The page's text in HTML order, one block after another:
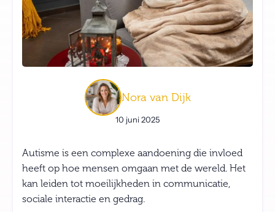
Nora van Dijk
10 juni 2025
Autisme is een complexe aandoening die invloed
heeft op hoe mensen omgaan met de wereld. Het
kan leiden tot moeilijkheden in communicatie,
sociale interactie en gedrag.